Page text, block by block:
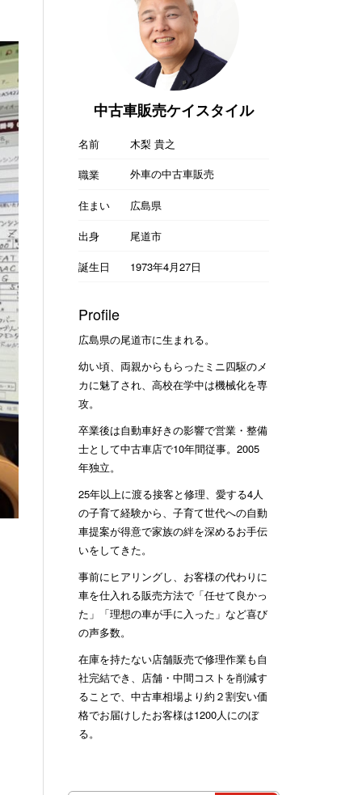
中古車販売ケイスタイル
名前
木梨 貴之
職業
外車の中古車販売
住まい
広島県
出身
尾道市
誕生日
1973年4月27日
Profile
広島県の尾道市に生まれる。
幼い頃、両親からもらったミニ四駆のメ
カに魅了され、高校在学中は機械化を専
攻。
卒業後は自動車好きの影響で営業・整備
士として中古車店で10年間従事。2005
年独立。
25年以上に渡る接客と修理、愛する4人
の子育て経験から、子育て世代への自動
車提案が得意で家族の絆を深めるお手伝
いをしてきた。
事前にヒアリングし、お客様の代わりに
車を仕入れる販売方法で「任せて良かっ
た」「理想の車が手に入った」など喜び
の声多数。
在庫を持たない店舗販売で修理作業も自
社完結でき、店舗・中間コストを削減す
ることで、中古車相場より約２割安い価
格でお届けしたお客様は1200人にのぼ
る。